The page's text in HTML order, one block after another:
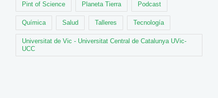
Pint of Science Planeta Tierra Podcast
Química Salud Talleres Tecnología
Universitat de Vic - Universitat Central de Catalunya UVic-
UCC